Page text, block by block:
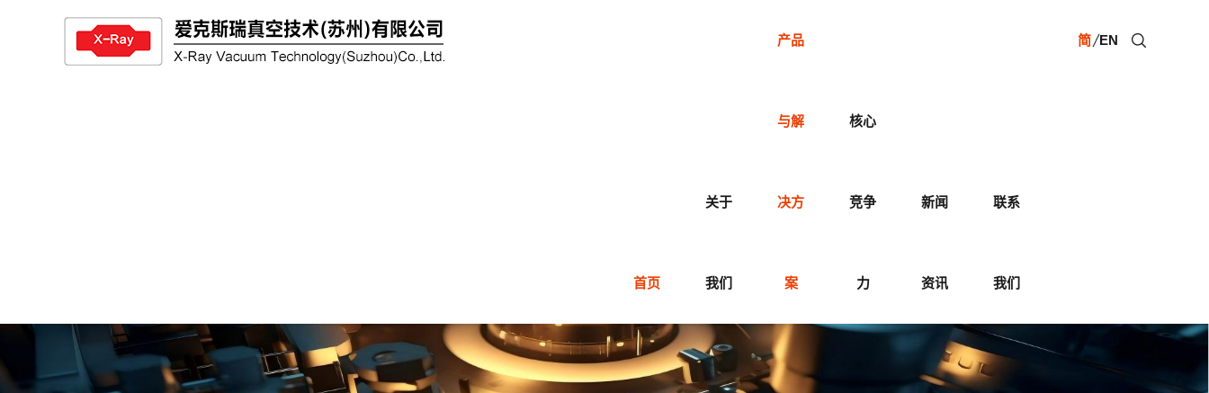
简 EN
首页
关于
我们
产品
与解
决方
案
核心
竞争
力
新闻
资讯
联系
我们